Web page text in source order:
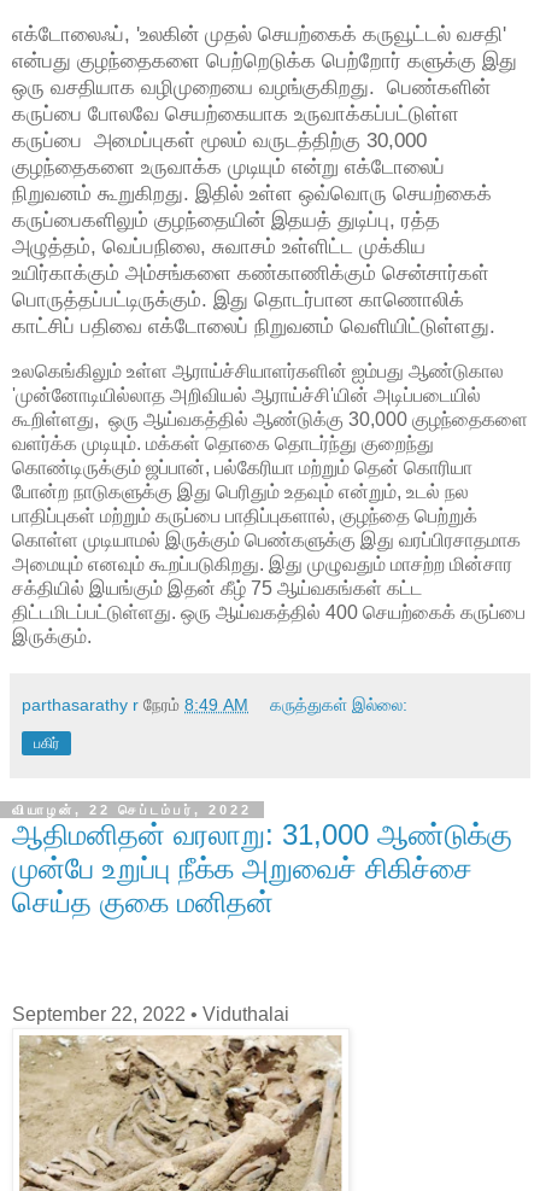
எக்டோலைஃப், 'உலகின் முதல் செயற்கைக் கருவூட்டல் வசதி'
என்பது குழந்தைகளை பெற்றெடுக்க பெற்றோர் களுக்கு இது
ஒரு வசதியாக வழிமுறையை வழங்குகிறது. பெண்களின்
கருப்பை போலவே செயற்கையாக உருவாக்கப்பட்டுள்ள
கருப்பை அமைப்புகள் மூலம் வருடத்திற்கு 30,000
குழந்தைகளை உருவாக்க முடியும் என்று எக்டோலைப்
நிறுவனம் கூறுகிறது. இதில் உள்ள ஒவ்வொரு செயற்கைக்
கருப்பைகளிலும் குழந்தையின் இதயத் துடிப்பு, ரத்த
அழுத்தம், வெப்பநிலை, சுவாசம் உள்ளிட்ட முக்கிய
உயிர்காக்கும் அம்சங்களை கண்காணிக்கும் சென்சார்கள்
பொருத்தப்பட்டிருக்கும். இது தொடர்பான காணொலிக்
காட்சிப் பதிவை எக்டோலைப் நிறுவனம் வெளியிட்டுள்ளது.
உலகெங்கிலும் உள்ள ஆராய்ச்சியாளர்களின் ஐம்பது ஆண்டுகால
'முன்னோடியில்லாத அறிவியல் ஆராய்ச்சி'யின் அடிப்படையில்
கூறிள்ளது, ஒரு ஆய்வகத்தில் ஆண்டுக்கு 30,000 குழந்தைகளை
வளர்க்க முடியும். மக்கள் தொகை தொடர்ந்து குறைந்து
கொண்டிருக்கும் ஜப்பான், பல்கேரியா மற்றும் தென் கொரியா
போன்ற நாடுகளுக்கு இது பெரிதும் உதவும் என்றும், உடல் நல
பாதிப்புகள் மற்றும் கருப்பை பாதிப்புகளால், குழந்தை பெற்றுக்
கொள்ள முடியாமல் இருக்கும் பெண்களுக்கு இது வரப்பிரசாதமாக
அமையும் எனவும் கூறப்படுகிறது. இது முழுவதும் மாசற்ற மின்சார
சக்தியில் இயங்கும் இதன் கீழ் 75 ஆய்வகங்கள் கட்ட
திட்டமிடப்பட்டுள்ளது. ஒரு ஆய்வகத்தில் 400 செயற்கைக் கருப்பை
இருக்கும்.
parthasarathy r நேரம் 8:49 AM கருத்துகள் இல்லை:
பகிர்
வியாழன், 22 செப்டம்பர், 2022
ஆதிமனிதன் வரலாறு: 31,000 ஆண்டுக்கு
முன்பே உறுப்பு நீக்க அறுவைச் சிகிச்சை
செய்த குகை மனிதன்
22, 2022• Viduthalai